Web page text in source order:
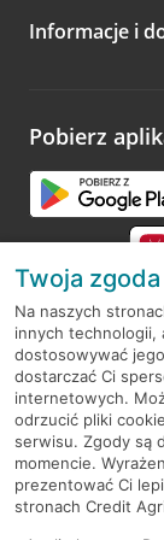
Zachęcamy do
opinie.
Informacje i
Pobierz
RODO
Regulamin
Mapa serwisu
PolitykaCookies
Twoja
Na naszych
innych technologii,
dostosowywać
dostarczać Ci
internetowych.
odrzucić pliki
serwisu. Zgody są
momencie.
prezentować Ci
stronach Credit